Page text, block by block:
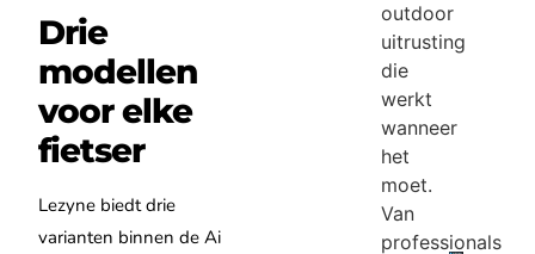
Drie
modellen
voor elke
fietser
Lezyne biedt drie
varianten binnen de Ai
outdoor
uitrusting
die
werkt
wanneer
het
moet.
Van
professionals